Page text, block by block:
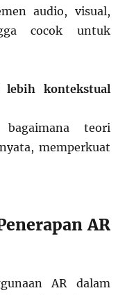
audio, visual,
cocok untuk
lebih kontekstual
teori
memperkuat
AR
AR dalam